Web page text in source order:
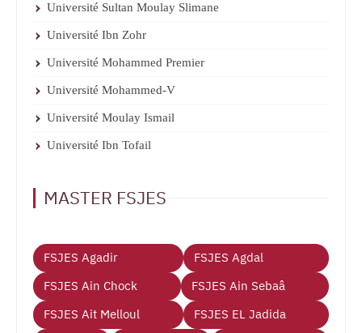
Université Sultan Moulay Slimane
Université Ibn Zohr
Université Mohammed Premier
Université Mohammed-V
Université Moulay Ismail
Université Ibn Tofail
MASTER FSJES
FSJES Agadir
FSJES Agdal
FSJES Ain Chock
FSJES Ain Sebaâ
FSJES Ait Melloul
FSJES EL Jadida